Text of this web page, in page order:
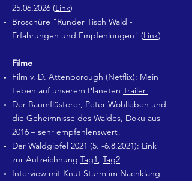
25.06.2026 (Link)
Broschüre "Runder Tisch Wald -
Erfahrungen und Empfehlungen" (Link)
Filme
Film v. D. Attenborough (Netflix): Mein
Leben auf unserem Planeten Trailer
Der Baumflüsterer, Peter Wohlleben und
die Geheimnisse des Waldes, Doku aus
2016 – sehr empfehlenswert!
Der Waldgipfel 2021 (5. -6.8.2021): Link
zur Aufzeichnung Tag1, Tag2
Interview mit Knut Sturm im Nachklang